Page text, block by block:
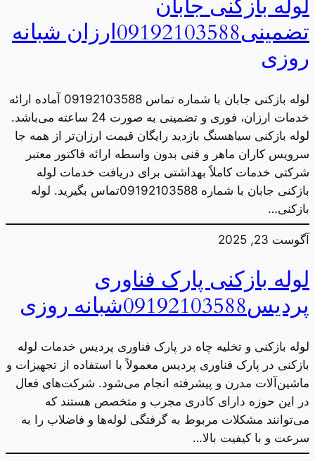
لوله بازکنی جابان
تضمینی09192103588ارزان شبانه
روزی
لوله بازکنی جابان با شماره تماس 09192103588 آماده ارائه
خدمات ارزان، فوری و تضمینی به صورت 24 ساعته می‌باشد.
لوله بازکنی سیاهسنگ بازدید رایگان قیمت ارزان‌تر از همه جا
سرویس کاران ماهر و فنی بدون واسطه ارائه فاکتور معتبر
شرکتی خدمات کاملاً بهداشتی برای دریافت خدمات لوله
بازکنی جابان با شماره 09192103588تماس بگیرید. لوله
بازکنی…
آگوست 23, 2025
لوله بازکنی پارک فناوری
پردیس09192103588شبانه روزی
لوله بازکنی و تخلیه چاه در پارک فناوری پردیس خدمات لوله
بازکنی در پارک فناوری پردیس معمولاً با استفاده از تجهیزات و
ماشین‌آلات مدرن و پیشرفته انجام می‌شود. شرکت‌های فعال
در این حوزه دارای کادری مجرب و متخصص هستند که
می‌توانند مشکلات مربوط به گرفتگی لوله‌ها و فاضلاب را به
سرعت و با کیفیت بالا…